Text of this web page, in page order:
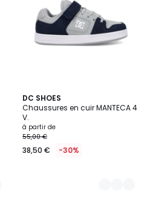
DC SHOES
Chaussures en cuir MANTECA 4
V.
à partir de
55,00 €
38,50 € -30%
2
Couleurs